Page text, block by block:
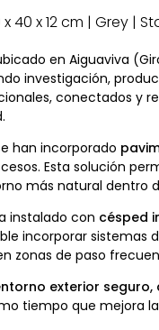
40 x 12 cm | Grey |
en Aiguaviva
investigación,
conectados y
han incorporado
Esta solución
más natural dentro
instalado con césped
incorporar
zonas de paso
exterior
tiempo que mejora